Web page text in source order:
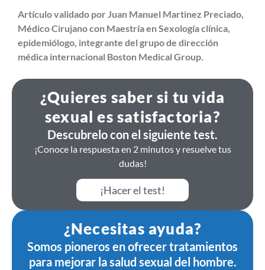
Artículo validado por Juan Manuel Martinez Preciado,
Médico Cirujano con Maestría en Sexología clínica,
epidemiólogo, integrante del grupo de dirección
médica internacional Boston Medical Group.
¿Quieres saber si tu vida
sexual es satisfactoria?
Descubrelo con el siguiente test.
¡Conoce la respuesta en 2 minutos y resuelve tus
dudas!
¡Hacer el test!
¿Necesitas ayuda?
Somos pioneros en ofrecer tratamientos
para mejorar la salud sexual del hombre.